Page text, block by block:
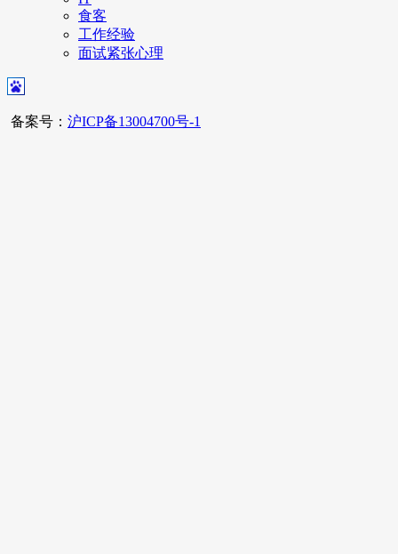
食客
工作经验
面试紧张心理
备案号： 沪ICP备13004700号-1